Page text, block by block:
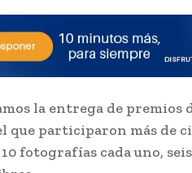
la entrega de
que participaron más de
fotografías cada uno,